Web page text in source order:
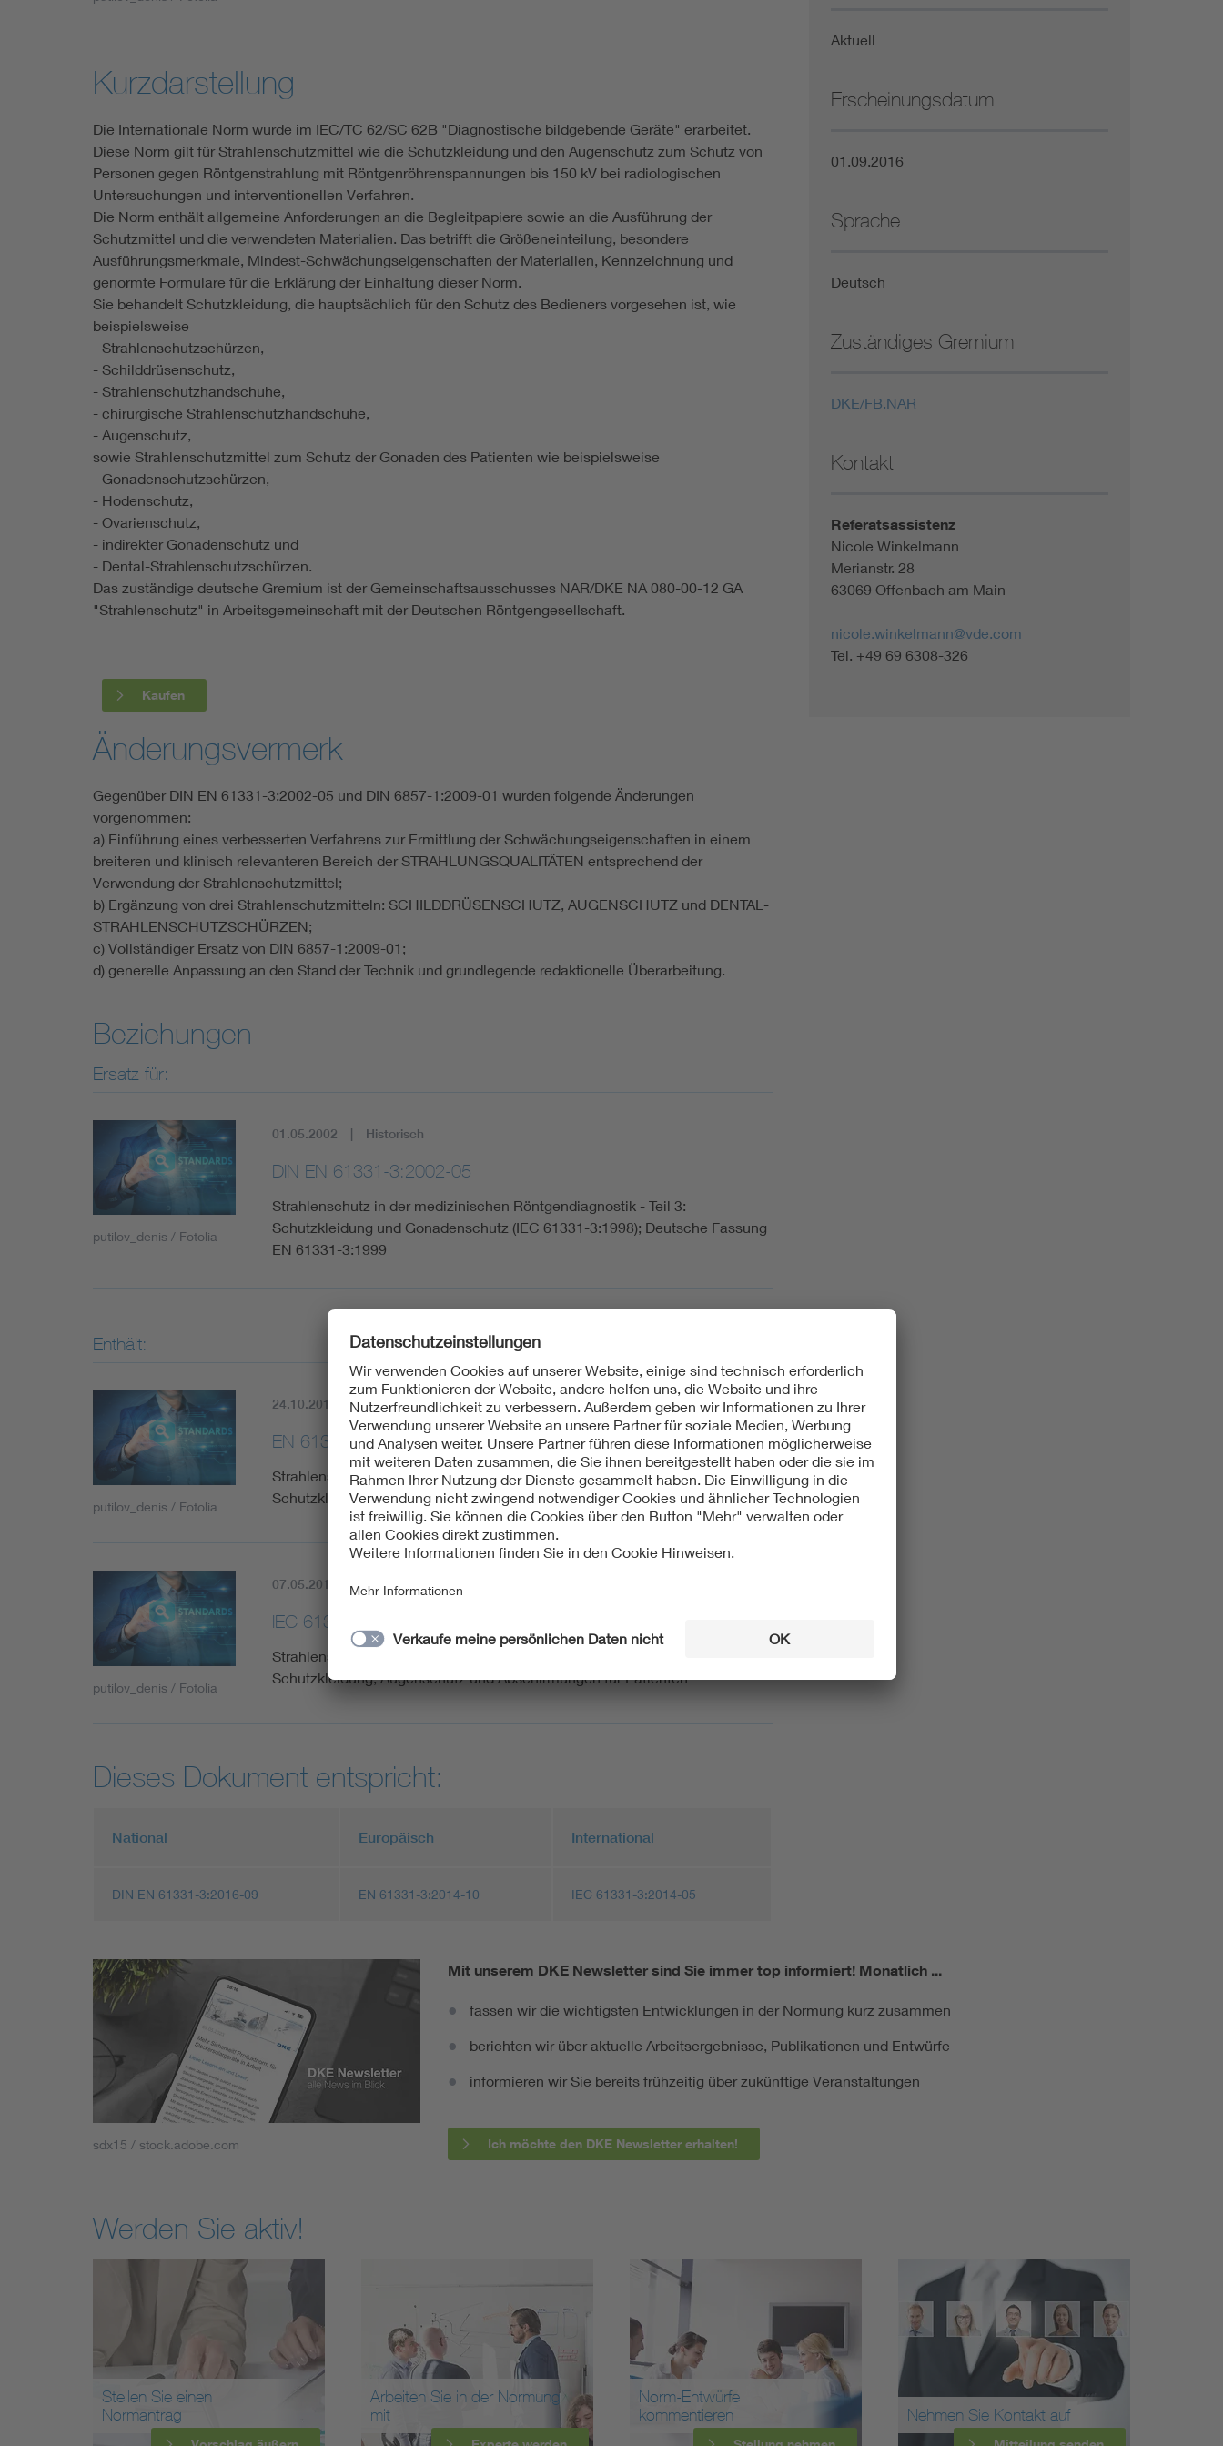
Living
Smart Cities
Kurzdarstellung
Die Internationale Norm wurde im IEC/TC 62/SC 62B "Diagnostische bildgebende Geräte" erarbeitet.
Diese Norm gilt für Strahlenschutzmittel wie die Schutzkleidung und den Augenschutz zum Schutz von
Personen gegen Röntgenstrahlung mit Röntgenröhrenspannungen bis 150 kV bei radiologischen
Untersuchungen und interventionellen Verfahren.
Die Norm enthält allgemeine Anforderungen an die Begleitpapiere sowie an die Ausführung der
Schutzmittel und die verwendeten Materialien. Das betrifft die Größeneinteilung, besondere
Ausführungsmerkmale, Mindest-Schwächungseigenschaften der Materialien, Kennzeichnung und
genormte Formulare für die Erklärung der Einhaltung dieser Norm.
Sie behandelt Schutzkleidung, die hauptsächlich für den Schutz des Bedieners vorgesehen ist, wie
beispielsweise
- Strahlenschutzschürzen,
- Schilddrüsenschutz,
- Strahlenschutzhandschuhe,
- chirurgische Strahlenschutzhandschuhe,
- Augenschutz,
sowie Strahlenschutzmittel zum Schutz der Gonaden des Patienten wie beispielsweise
- Gonadenschutzschürzen,
- Hodenschutz,
- Ovarienschutz,
- indirekter Gonadenschutz und
- Dental-Strahlenschutzschürzen.
Das zuständige deutsche Gremium ist der Gemeinschaftsausschusses NAR/DKE NA 080-00-12 GA
"Strahlenschutz" in Arbeitsgemeinschaft mit der Deutschen Röntgengesellschaft.
Kaufen
Änderungsvermerk
Gegenüber DIN EN 61331-3:2002-05 und DIN 6857-1:2009-01 wurden folgende Änderungen
vorgenommen:
a) Einführung eines verbesserten Verfahrens zur Ermittlung der Schwächungseigenschaften in einem
breiteren und klinisch relevanteren Bereich der STRAHLUNGSQUALITÄTEN entsprechend der
Verwendung der Strahlenschutzmittel;
b) Ergänzung von drei Strahlenschutzmitteln: SCHILDDRÜSENSCHUTZ, AUGENSCHUTZ und DENTAL-
STRAHLENSCHUTZSCHÜRZEN;
c) Vollständiger Ersatz von DIN 6857-1:2009-01;
d) generelle Anpassung an den Stand der Technik und grundlegende redaktionelle Überarbeitung.
Beziehungen
Ersatz für:
putilov_denis / Fotolia
01.05.2002 Historisch
DIN EN 61331-3:2002-05
Strahlenschutz in der medizinischen Röntgendiagnostik - Teil 3:
Schutzkleidung und Gonadenschutz (IEC 61331-3:1998); Deutsche Fassung
EN 61331-3:1999
Enthält:
putilov_denis / Fotolia
24.10.2014 Aktuell
EN 61331-3:2014-10
Strahlenschutz in der medizinischen Röntgendiagnostik - Teil 3:
Schutzkleidung, Augenschutz und Abschirmungen für Patienten
putilov_denis / Fotolia
07.05.2014 Aktuell
IEC 61331-3:2014-05
Strahlenschutz in der medizinischen Röntgendiagnostik - Teil 3:
Schutzkleidung, Augenschutz und Abschirmungen für Patienten
Dieses Dokument entspricht:
National Europäisch International
DIN EN 61331-3:2016-09 EN 61331-3:2014-10 IEC 61331-3:2014-05
Aktuell
Erscheinungsdatum
01.09.2016
Sprache
Deutsch
Zuständiges Gremium
DKE/FB.NAR
Kontakt
Referatsassistenz
Nicole Winkelmann
Merianstr. 28
63069 Offenbach am Main
nicole.winkelmann@vde.com
Tel. +49 69 6308-326
sdx15 / stock.adobe.com
Mit unserem DKE Newsletter sind Sie immer top informiert! Monatlich ...
fassen wir die wichtigsten Entwicklungen in der Normung kurz zusammen
berichten wir über aktuelle Arbeitsergebnisse, Publikationen und Entwürfe
informieren wir Sie bereits frühzeitig über zukünftige Veranstaltungen
Ich möchte den DKE Newsletter erhalten!
Werden Sie aktiv!
Stellen Sie einen
Normantrag
Arbeiten Sie in der Normung
mit
Norm-Entwürfe
kommentieren
Nehmen Sie Kontakt auf